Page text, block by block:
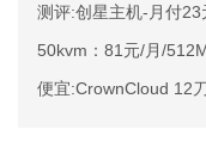
测评:创星主机-月付
50kvm：81元/月/
便宜:CrownCloud 12